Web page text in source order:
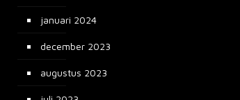
januari 2024
december 2023
augustus 2023